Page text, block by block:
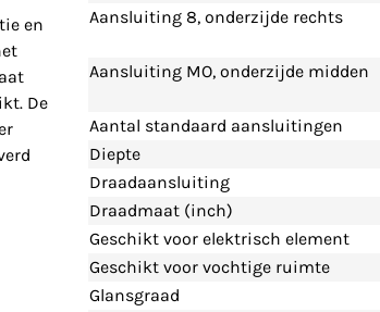
en
De
Aansluiting 8, onderzijde rechts
Aansluiting MO, onderzijde midden
Aantal standaard aansluitingen
Diepte
Draadaansluiting
Draadmaat (inch)
Geschikt voor elektrisch element
Geschikt voor vochtige ruimte
Glansgraad